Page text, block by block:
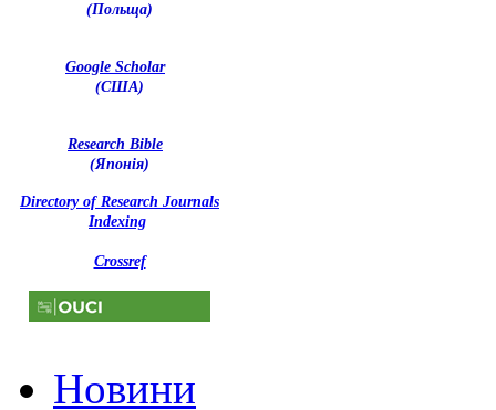
(Польща)
Google Scholar
(США)
Research Bible
(Японія)
Directory of Research Journals
Indexing
Crossref
Новини